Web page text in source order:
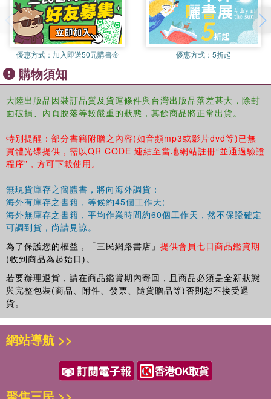
優惠方式： 加入即送50元購書金 優惠方式： 5折起
購物須知
大陸出版品因裝訂品質及貨運條件與台灣出版品落差甚大，除封
面破損、內頁脫落等較嚴重的狀態，其餘商品將正常出貨。
特別提醒：部分書籍附贈之內容(如音頻mp3或影片dvd等)已無
實體光碟提供，需以QR CODE 連結至當地網站註冊“並通過驗證
程序”，方可下載使用。
無現貨庫存之簡體書，將向海外調貨：
海外有庫存之書籍，等候約45個工作天;
海外無庫存之書籍，平均作業時間約60個工作天，然不保證確定
可調到貨，尚請見諒。
為了保護您的權益，「三民網路書店」 提供會員七日商品鑑賞期
(收到商品為起始日)。
若要辦理退貨，請在商品鑑賞期內寄回，且商品必須是全新狀態
與完整包裝(商品、附件、發票、隨貨贈品等)否則恕不接受退
貨。
網站導航 >>